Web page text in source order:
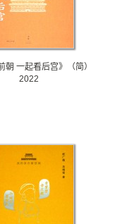
朝 一起看后宫》（简）
2022